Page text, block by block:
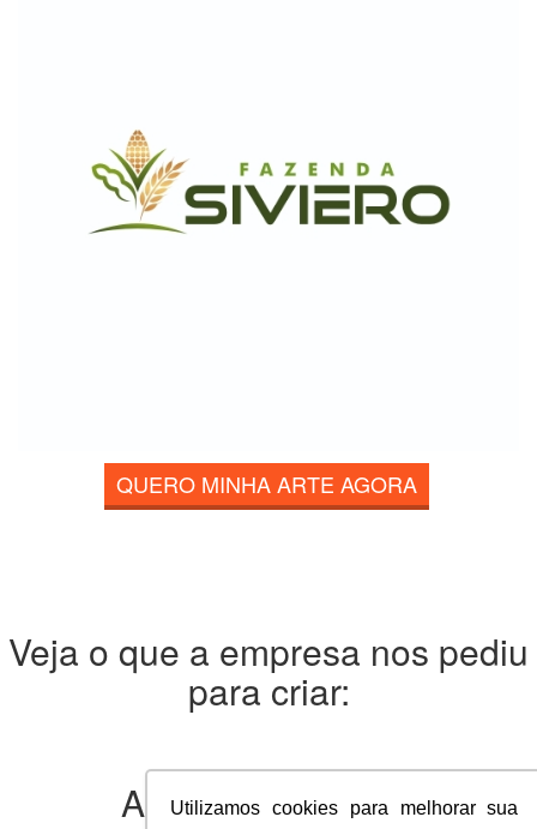
Utilizamos cookies para melhorar sua
QUERO MINHA ARTE AGORA
Veja o que a empresa nos pediu
para criar:
A empresaqueria: